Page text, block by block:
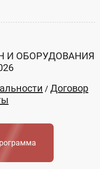
ОБОРУДОВАНИЯ
/ Договор